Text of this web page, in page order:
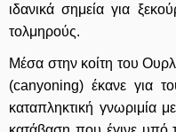
ιδανικά σημεία για
τολμηρούς.
Μέσα στην κοίτη του
(canyoning) έκανε για
καταπληκτική γνωριμία